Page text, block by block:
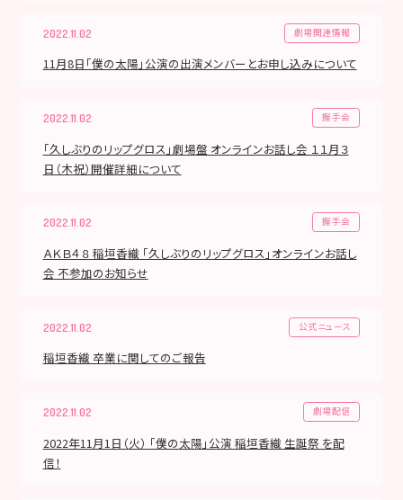
2022.11.02 劇場関連情報
11月8日「僕の太陽」公演の出演メンバーとお申し込みについて
2022.11.02 握手会
「久しぶりのリップグロス」劇場盤 オンラインお話し会 １１月３
日（木祝）開催詳細について
2022.11.02 握手会
ＡＫＢ４８ 稲垣香織 「久しぶりのリップグロス」オンラインお話し
会 不参加のお知らせ
2022.11.02 公式ニュース
稲垣香織 卒業に関してのご報告
2022.11.02 劇場配信
2022年11月1日（火） 「僕の太陽」公演 稲垣香織 生誕祭 を配
信！